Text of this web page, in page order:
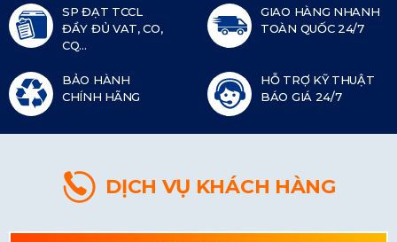
SP ĐẠT TCCL
ĐẦY ĐỦ VAT, CO,
CQ...
GIAO HÀNG NHANH
TOÀN QUỐC 24/7
BẢO HÀNH
CHÍNH HÃNG
HỖ TRỢ KỸ THUẬT
BÁO GIÁ 24/7
DỊCH VỤ KHÁCH HÀNG